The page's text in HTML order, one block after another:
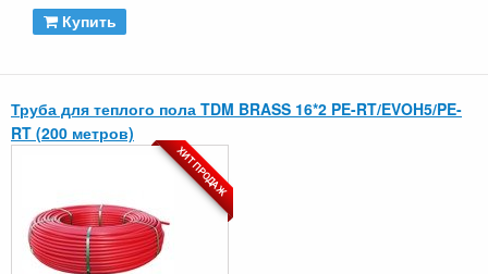
Купить
Труба для теплого пола TDM BRASS 16*2 PE-RT/EVOH5/PE-
RT (200 метров)
ХИТ ПРОДАЖ